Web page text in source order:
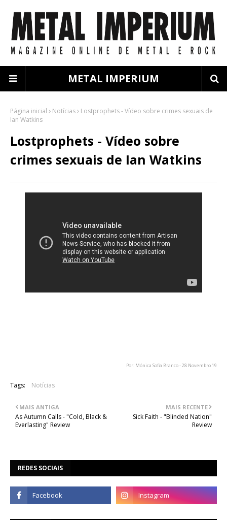
METAL IMPERIUM
Página inicial Notícias
Lostprophets - Vídeo sobre crimes sexuais de
Ian Watkins
Lostprophets - Vídeo sobre
crimes sexuais de Ian Watkins
Por: Mónica Sofia Branco - 28 Novembro 19
Tags: Notícias
MAIS RECENTE
Sick Faith - "Blinded Nation"
Review
MAIS ANTIGA
As Autumn Calls - "Cold, Black &
Everlasting" Review
REDES SOCIAIS